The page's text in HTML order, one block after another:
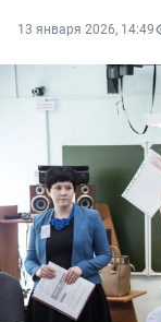
13 января 2026, 14:49